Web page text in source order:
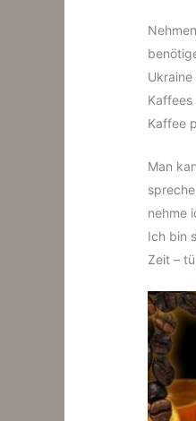
Kaffees
Kaffee
Man
nehme
Ich bin
Zeit –